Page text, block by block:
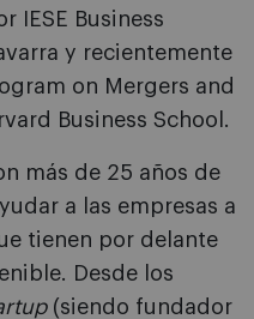
IESE Business
y recientemente
on Mergers and
Business School.
más de 25 años de
a las empresas a
tienen por delante
Desde los
(siendo fundador